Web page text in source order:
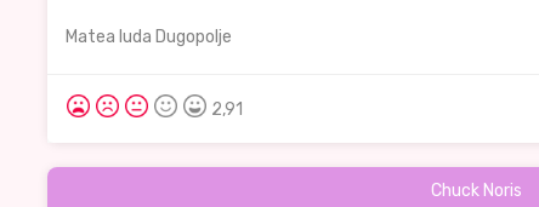
Matea luda Dugopolje
2,91
Chuck Noris